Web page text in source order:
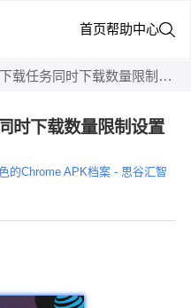
首页帮助中心
任务同时下载数量限制设置
时下载数量限制设置
的Chrome APK档案 - 思谷汇智